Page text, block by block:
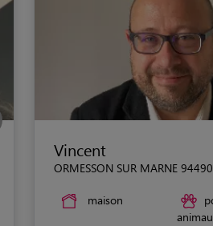
Vincent
ORMESSON SUR MARNE 94490
maison